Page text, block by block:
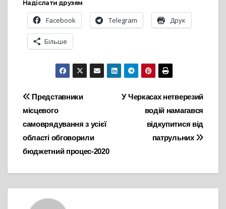
Надіслати друзям
Facebook Telegram Друк
Більше
Навігація
записів
У Черкасах нетверезий
водій намагався
відкупитися від
патрульних
Представники
місцевого
самоврядування з усієї
області обговорили
бюджетний процес-2020